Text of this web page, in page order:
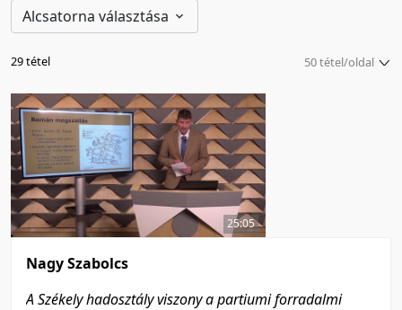
Alcsatorna választása
29 tétel
50 tétel/oldal
25:05
Nagy Szabolcs
A Székely hadosztály viszony a partiumi forradalmi